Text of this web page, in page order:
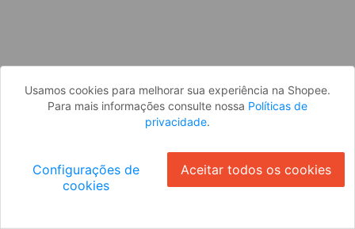
Usamos cookies para melhorar sua experiência na Shopee.
Para mais informações consulte nossa Políticas de
privacidade.
Configurações de
cookies
Aceitar todos os cookies